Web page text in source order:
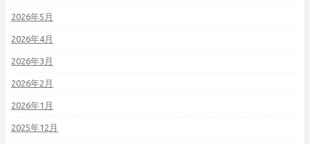
2026年5月
2026年4月
2026年3月
2026年2月
2026年1月
2025年12月